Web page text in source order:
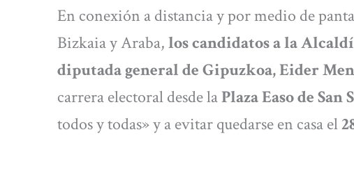
En conexión a distancia y por medio de
Bizkaia y Araba,los candidatos a la
diputada general de Gipuzkoa, Eider
carrera electoral desde laPlaza Easo de San
todos y todas» y a evitar quedarse en casa el